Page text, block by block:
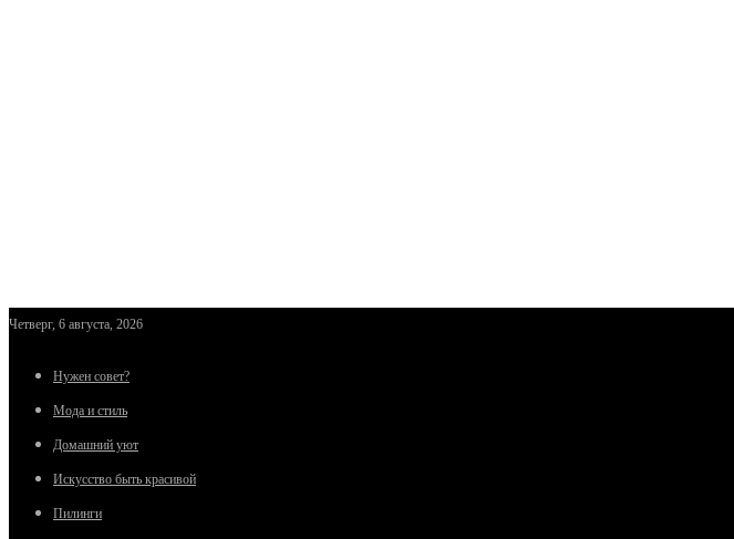
Четверг, 6 августа, 2026
Нужен совет?
Мода и стиль
Домашний уют
Искусство быть красивой
Пилинги